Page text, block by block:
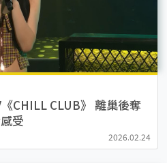
CHILL CLUB》 離巢後奪
受
2026.02.24